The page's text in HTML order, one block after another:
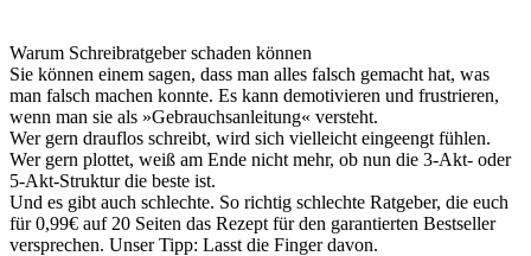
Warum Schreibratgeber schaden können
Sie können einem sagen, dass man alles falsch gemacht hat, was
man falsch machen konnte. Es kann demotivieren und frustrieren,
wenn man sie als »Gebrauchsanleitung« versteht.
Wer gern drauflos schreibt, wird sich vielleicht eingeengt fühlen.
Wer gern plottet, weiß am Ende nicht mehr, ob nun die 3-Akt- oder
5-Akt-Struktur die beste ist.
Und es gibt auch schlechte. So richtig schlechte Ratgeber, die euch
für 0,99€ auf 20 Seiten das Rezept für den garantierten Bestseller
versprechen. Unser Tipp: Lasst die Finger davon.